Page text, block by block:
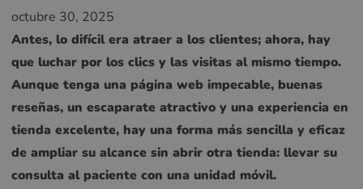
octubre 30, 2025
Antes, lo difícil era atraer a los clientes; ahora, hay
que luchar por los clics y las visitas al mismo tiempo.
Aunque tenga una página web impecable, buenas
reseñas, un escaparate atractivo y una experiencia en
tienda excelente, hay una forma más sencilla y eficaz
de ampliar su alcance sin abrir otra tienda: llevar su
consulta al paciente con una unidad móvil.